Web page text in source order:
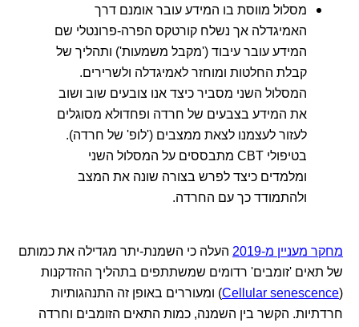
מסלול מווסת בו המידע עובר אומנם דרך
האמיגדלה אך נשלח קורטקס הפרה-פרונטלי שם
המידע עובר עיבוד ('מקבל משמעות') ותהליך של
קבלת החלטות ומוחזר לאמיגדלה ולשרירים.
המסלול השני מסביר כיצד אנו צובעים שוב ושוב
את המידע בצבעים של חרדה ופחדולא מסוגלים
לעזור לעצמנו לצאת ממצבים ('לופ' של חרדה).
בטיפולי CBT מתבססים על המסלול השני
ומלמדים כיצד לפרש בצורה שונה את המצב
ולהתמודד כך עם החרדה.
מחקר מעניין מ-2019
העלה כי השמנת-יתר מגדילה את כמותם
של תאים 'זומבים' רדומים שמשתתפים בתהליך ההזדקנות
(
Cellular senescence) ומעוררים באופן זה התנהגותיות
חרדתיות. הקשר בין השמנה, כמות התאים הזומבים וחרדה